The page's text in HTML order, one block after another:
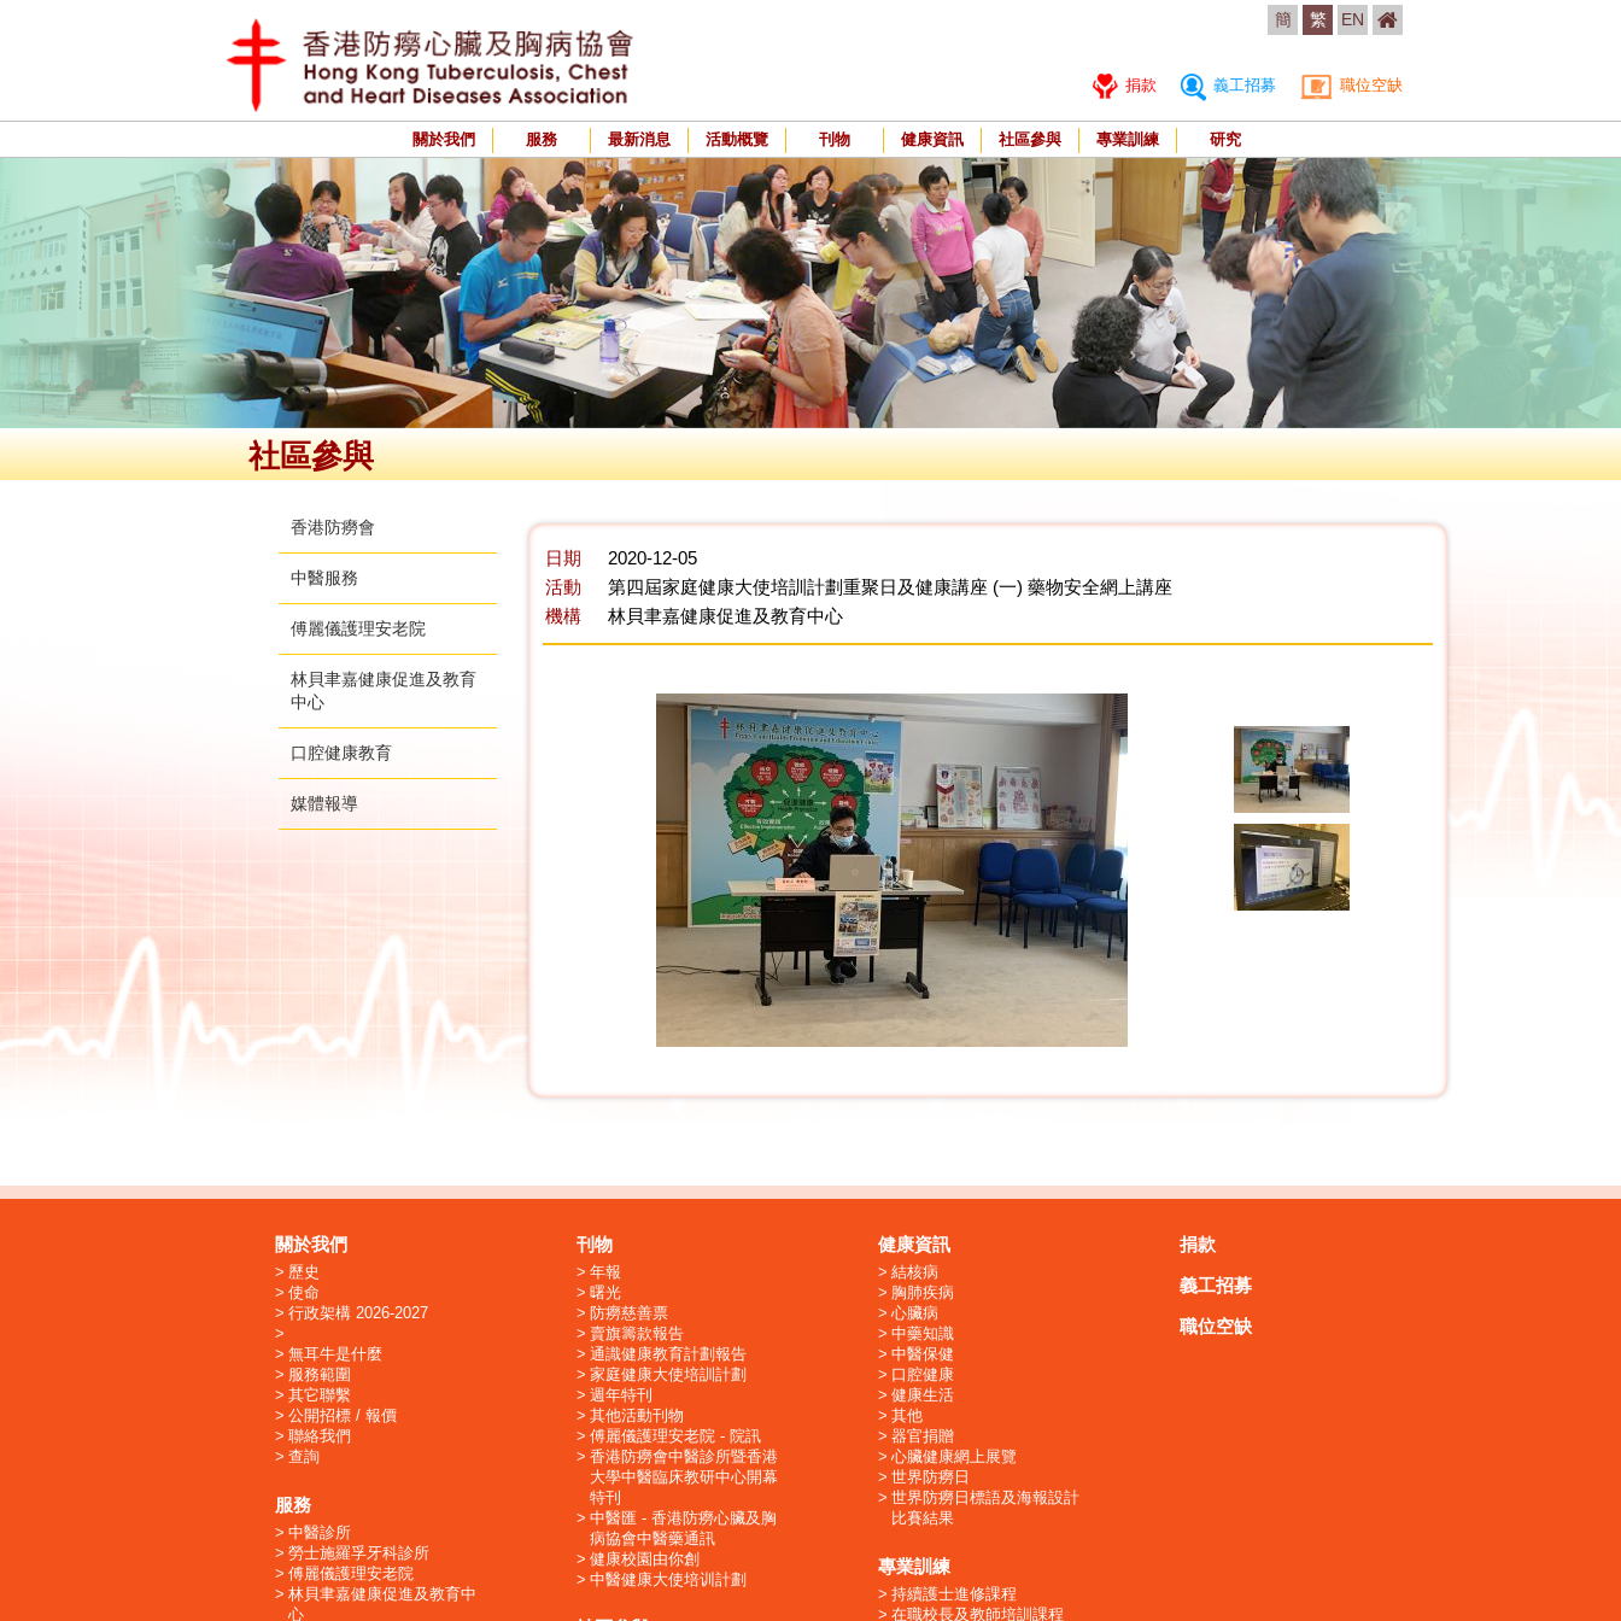
簡 繁 EN
捐款 義工招募 職位空缺
關於我們 服務 最新消息 活動概覽 刊物 健康資訊 社區參與 專業訓練 研究
社區參與
香港防癆會
中醫服務
傅麗儀護理安老院
林貝聿嘉健康促進及教育
中心
口腔健康教育
媒體報導
日期
2020-12-05
活動
第四屆家庭健康大使培訓計劃重聚日及健康講座 (一) 藥物安全網上講座
機構
林貝聿嘉健康促進及教育中心
關於我們
歷史
使命
行政架構 2026-2027
無耳牛是什麼
服務範圍
其它聯繫
公開招標 / 報價
聯絡我們
查詢
服務
中醫診所
勞士施羅孚牙科診所
傅麗儀護理安老院
林貝聿嘉健康促進及教育中
心
刊物
年報
曙光
防癆慈善票
賣旗籌款報告
通識健康教育計劃報告
家庭健康大使培訓計劃
週年特刊
其他活動刊物
傅麗儀護理安老院 - 院訊
香港防癆會中醫診所暨香港
大學中醫臨床教研中心開幕
特刊
中醫匯 - 香港防癆心臟及胸
病協會中醫藥通訊
健康校園由你創
中醫健康大使培训計劃
健康資訊
結核病
胸肺疾病
心臟病
中藥知識
中醫保健
口腔健康
健康生活
其他
器官捐贈
心臟健康網上展覽
世界防癆日
世界防癆日標語及海報設計
比賽結果
專業訓練
持續護士進修課程
在職校長及教師培訓課程
捐款
義工招募
職位空缺